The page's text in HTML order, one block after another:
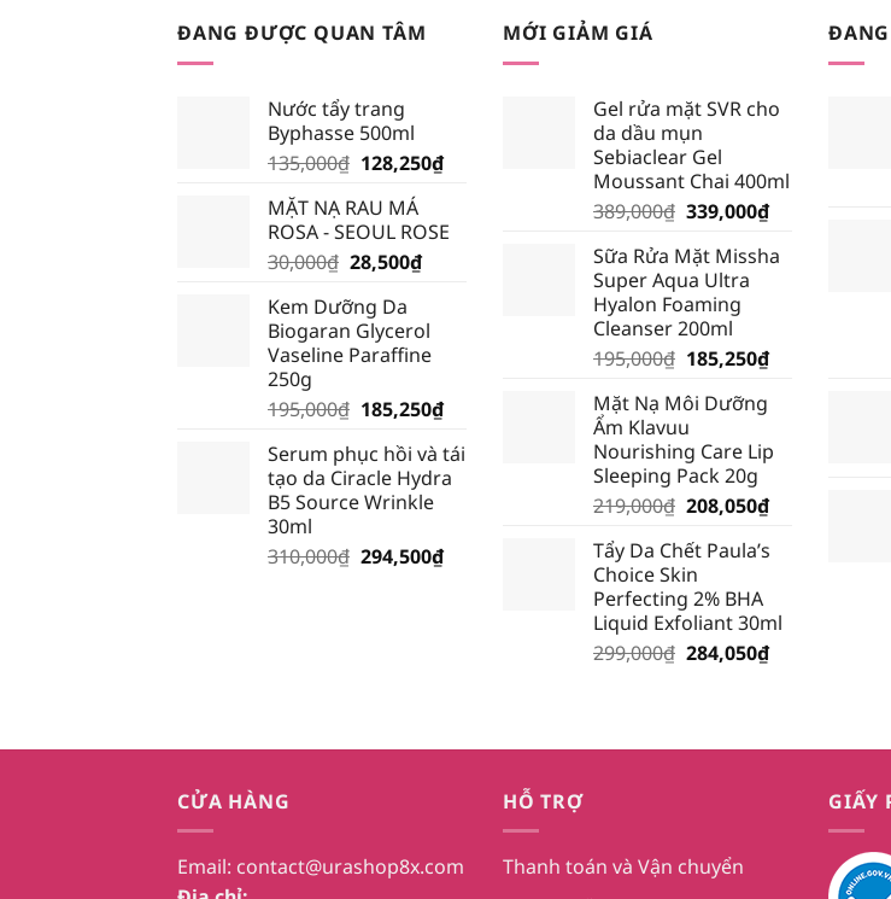
ĐANG ĐƯỢC QUAN TÂM
Nước tẩy trang
Byphasse 500ml
135,000₫ Giá
là:
135,000₫.
128,250₫Giá
là:
MẶT NẠ RAU MÁ
ROSA - SEOUL ROSE
30,000₫ Giá
là:
30,000₫.
28,500₫Giá
là:
28,500₫.
Kem Dưỡng Da
Biogaran Glycerol
Vaseline Paraffine
250g
195,000₫ Giá
là:
195,000₫.
185,250₫Giá
tại
là:
Serum phục hồi và tái
tạo da Ciracle Hydra
B5 Source Wrinkle
30ml
310,000₫ Giá
294,500₫Giá
MỚI GIẢM GIÁ
Gel rửa mặt SVR cho
da dầu mụn
Sebiaclear Gel
Moussant Chai 400ml
389,000₫ Giá
là:
389,000₫.
339,000₫Giá
tại
Sữa Rửa Mặt Missha
Super Aqua Ultra
Hyalon Foaming
Cleanser 200ml
195,000₫ Giá
là:
195,000₫.
185,250₫Giá
185,250₫.
Mặt Nạ Môi Dưỡng
Ẩm Klavuu
Nourishing Care Lip
Sleeping Pack 20g
219,000₫ Giá
là:
219,000₫.
208,050₫Giá
tại
Tẩy Da Chết Paula’s
Choice Skin
Perfecting 2% BHA
Liquid Exfoliant 30ml
299,000₫ Giá
284,050₫Giá
284,050₫.
CỬA HÀNG
Email: contact@urashop8x.com
HỖ TRỢ
Thanh toán và Vận chuyển
GIẤY